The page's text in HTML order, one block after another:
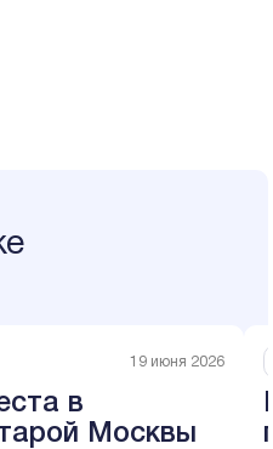
19 июня 2026
в
Москвы